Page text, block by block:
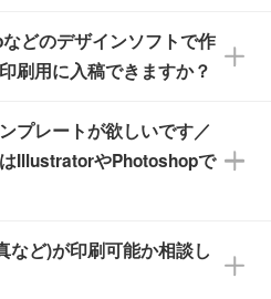
早めのご発注をお願いい
換算です。
がかかります。
れ替えや、オリジナル
おりません。
ュレーター」を使えば、
デザインを作成できま
も安心です。
ビス
て無料でデザインデー
。
どのデザインソフトで作
刷用に入稿できますか？
CLIP STUDIOなどのデ
のデザインを作成した
ップロードしてご入稿
プレートが欲しいです／
IllustratorやPhotoshopで
レートのご用意があり
印刷方法・テンプレー
など)が印刷可能か相談し